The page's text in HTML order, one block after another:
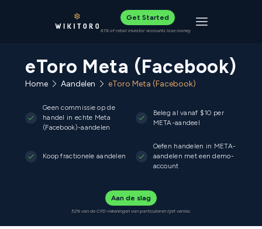
Get Started
61% of retail investor accounts lose money Toggle
eToro Meta (Facebook)
Home Aandelen eToro Meta (Facebook)
Geen commissie op de
handel in echte Meta
(Facebook)-aandelen
Beleg al vanaf $10 per
META-aandeel
Koop fractionele aandelen
Oefen handelen in META-
aandelen met een demo-
account
Aan de slag
52% van de CFD-rekeningen van particulieren lijdt verlies.